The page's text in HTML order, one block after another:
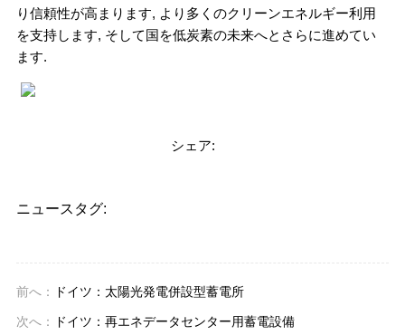
り信頼性が高まります, より多くのクリーンエネルギー利用
を支持します, そして国を低炭素の未来へとさらに進めてい
ます.
シェア:
ニュースタグ:
前へ： ドイツ：太陽光発電併設型蓄電所
次へ： ドイツ：再エネデータセンター用蓄電設備